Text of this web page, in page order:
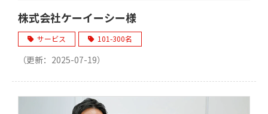
株式会社ケーイーシー様
サービス 101-300名
（更新： 2025-07-19）